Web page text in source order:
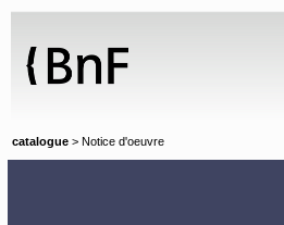
catalogue > Notice d'oeuvre